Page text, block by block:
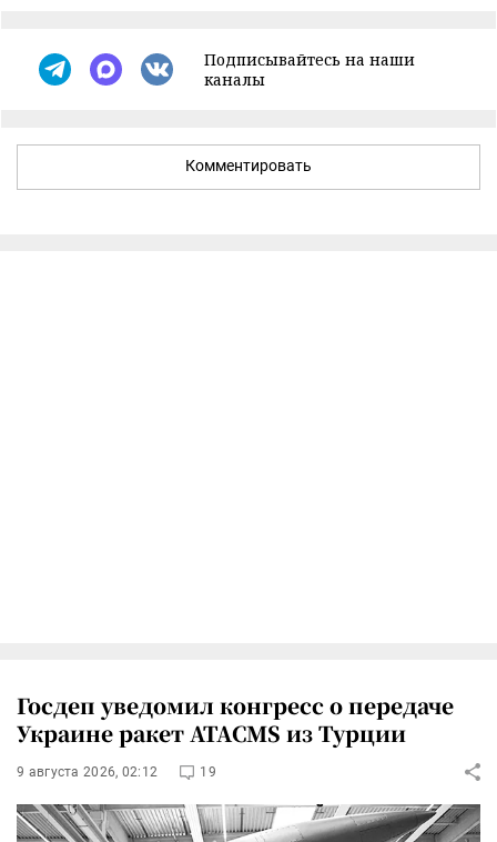
Подписывайтесь на наши
каналы
Комментировать
Госдеп уведомил конгресс о передаче
Украине ракет ATACMS из Турции
9 августа 2026, 02:12 19